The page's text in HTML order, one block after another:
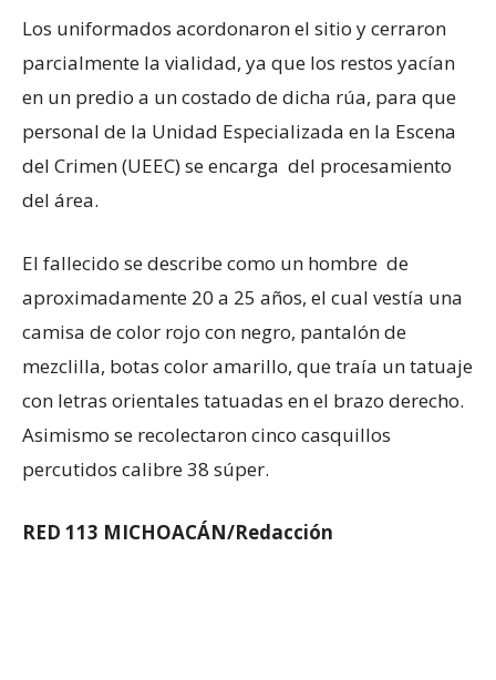
Los uniformados acordonaron el sitio y cerraron
parcialmente la vialidad, ya que los restos yacían
en un predio a un costado de dicha rúa, para que
personal de la Unidad Especializada en la Escena
del Crimen (UEEC) se encarga del procesamiento
del área.
El fallecido se describe como un hombre de
aproximadamente 20 a 25 años, el cual vestía una
camisa de color rojo con negro, pantalón de
mezclilla, botas color amarillo, que traía un tatuaje
con letras orientales tatuadas en el brazo derecho.
Asimismo se recolectaron cinco casquillos
percutidos calibre 38 súper.
RED 113 MICHOACÁN/Redacción